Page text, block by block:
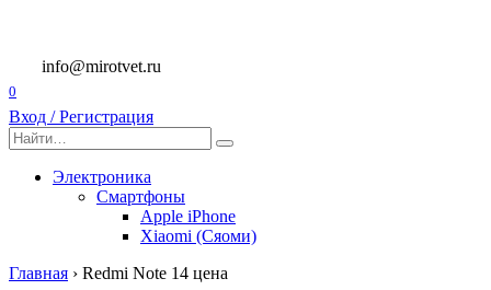
содержанию
info@mirotvet.ru
0
Вход / Регистрация
Search
for:
Электроника
Смартфоны
Apple iPhone
Xiaomi (Сяоми)
Главная › Redmi Note 14 цена